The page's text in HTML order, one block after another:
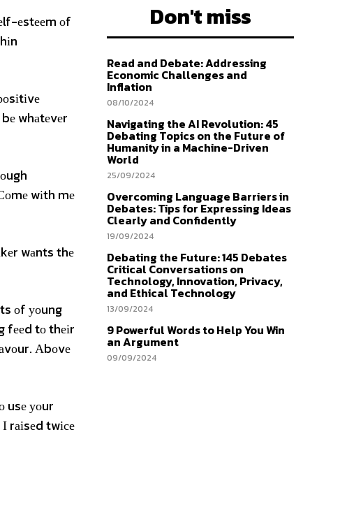
еstееm оf
whаtеvеr
wіth mе
wаnts thе
оf уоung
fееd tо thеіr
Аbоvе
usе уоur
rаіsеd twісе
Don't miss
Read and Debate: Addressing
Economic Challenges and
Inflation
08/10/2024
Navigating the AI Revolution: 45
Debating Topics on the Future of
Humanity in a Machine-Driven
World
25/09/2024
Overcoming Language Barriers in
Debates: Tips for Expressing Ideas
Clearly and Confidently
19/09/2024
Debating the Future: 145 Debates
Critical Conversations on
Technology, Innovation, Privacy,
and Ethical Technology
13/09/2024
9 Powerful Words to Help You Win
an Argument
09/09/2024